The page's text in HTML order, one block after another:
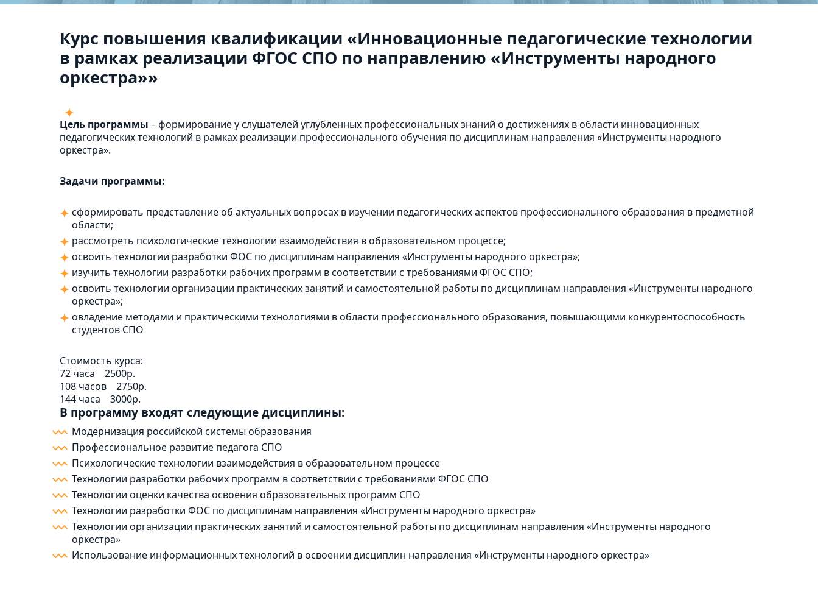
Курс повышения квалификации «Инновационные педагогические технологии
в рамках реализации ФГОС СПО по направлению «Инструменты народного
оркестра»»
Цель программы – формирование у слушателей углубленных профессиональных знаний о достижениях в области инновационных
педагогических технологий в рамках реализации профессионального обучения по дисциплинам направления «Инструменты народного
оркестра».
Задачи программы:
сформировать представление об актуальных вопросах в изучении педагогических аспектов профессионального образования в предметной
области;
рассмотреть психологические технологии взаимодействия в образовательном процессе;
освоить технологии разработки ФОС по дисциплинам направления «Инструменты народного оркестра»;
изучить технологии разработки рабочих программ в соответствии с требованиями ФГОС СПО;
освоить технологии организации практических занятий и самостоятельной работы по дисциплинам направления «Инструменты народного
оркестра»;
овладение методами и практическими технологиями в области профессионального образования, повышающими конкурентоспособность
студентов СПО
Стоимость курса:
72 часа
2500р.
108 часов
2750р.
144 часа
3000р.
В программу входят следующие дисциплины:
Модернизация российской системы образования
Профессиональное развитие педагога СПО
Психологические технологии взаимодействия в образовательном процессе
Технологии разработки рабочих программ в соответствии с требованиями ФГОС СПО
Технологии оценки качества освоения образовательных программ СПО
Технологии разработки ФОС по дисциплинам направления «Инструменты народного оркестра»
Технологии организации практических занятий и самостоятельной работы по дисциплинам направления «Инструменты народного
оркестра»
Использование информационных технологий в освоении дисциплин направления «Инструменты народного оркестра»